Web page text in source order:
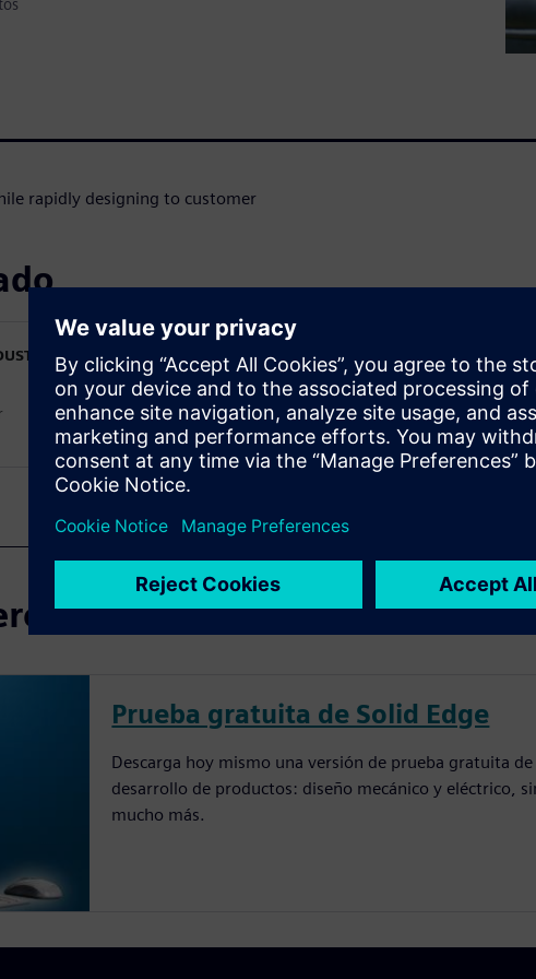
rapidly designing to customer
SOFTWARE
Prueba gratuita de Solid Edge
Descarga hoy mismo una versión de prueba gratuita
desarrollo de productos: diseño mecánico y eléctrico,
mucho más.